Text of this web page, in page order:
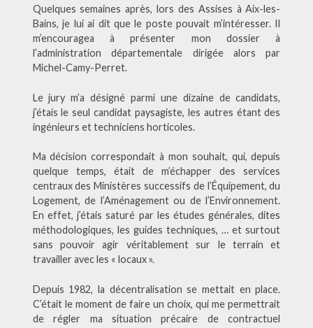
Quelques semaines après, lors des Assises à Aix-les-
Bains, je lui ai dit que le poste pouvait m’intéresser. Il
m’encouragea à présenter mon dossier à
l’administration départementale dirigée alors par
Michel-Camy-Perret.
Le jury m’a désigné parmi une dizaine de candidats,
j’étais le seul candidat paysagiste, les autres étant des
ingénieurs et techniciens horticoles.
Ma décision correspondait à mon souhait, qui, depuis
quelque temps, était de m’échapper des services
centraux des Ministères successifs de l’Équipement, du
Logement, de l’Aménagement ou de l’Environnement.
En effet, j’étais saturé par les études générales, dites
méthodologiques, les guides techniques, … et surtout
sans pouvoir agir véritablement sur le terrain et
travailler avec les « locaux ».
Depuis 1982, la décentralisation se mettait en place.
C’était le moment de faire un choix, qui me permettrait
de régler ma situation précaire de contractuel